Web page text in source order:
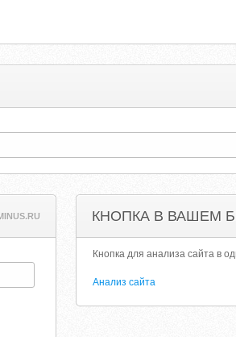
КНОПКА В ВАШЕМ
Кнопка для анализа сайта в
Анализ сайта